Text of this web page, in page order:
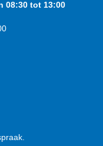
08:30 tot 13:00